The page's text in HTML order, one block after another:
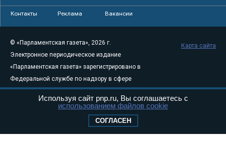
Контакты Реклама Вакансии
© «Парламентская газета», 2026 г.
Электронное периодическое издание
«Парламентская газета» зарегистрировано в
Федеральной службе по надзору в сфере
связи, информационных технологий и
массовых коммуникаций (Роскомнадзор) 05
Свидетельство о регистрации Эл № ФС77-
Карта сайта
Используя сайт pnp.ru, Вы соглашаетесь с
использованием файлов cookie
СОГЛАСЕН